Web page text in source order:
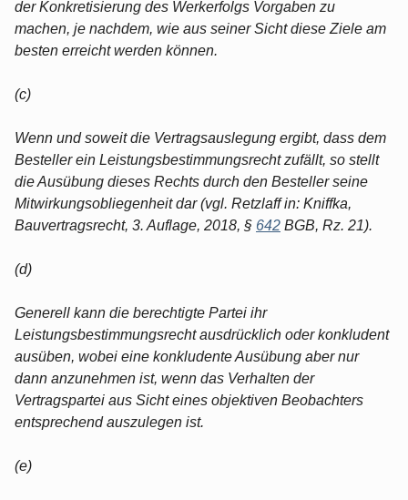
der Konkretisierung des Werkerfolgs Vorgaben zu
machen, je nachdem, wie aus seiner Sicht diese Ziele am
besten erreicht werden können.
(c)
Wenn und soweit die Vertragsauslegung ergibt, dass dem
Besteller ein Leistungsbestimmungsrecht zufällt, so stellt
die Ausübung dieses Rechts durch den Besteller seine
Mitwirkungsobliegenheit dar (vgl. Retzlaff in: Kniffka,
Bauvertragsrecht, 3. Auflage, 2018, § 642 BGB, Rz. 21).
(d)
Generell kann die berechtigte Partei ihr
Leistungsbestimmungsrecht ausdrücklich oder konkludent
ausüben, wobei eine konkludente Ausübung aber nur
dann anzunehmen ist, wenn das Verhalten der
Vertragspartei aus Sicht eines objektiven Beobachters
entsprechend auszulegen ist.
(e)